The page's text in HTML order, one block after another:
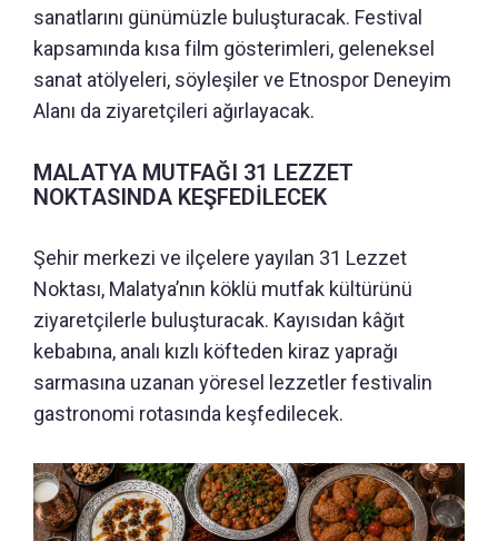
sanatlarını günümüzle buluşturacak. Festival
kapsamında kısa film gösterimleri, geleneksel
sanat atölyeleri, söyleşiler ve Etnospor Deneyim
Alanı da ziyaretçileri ağırlayacak.
MALATYA MUTFAĞI 31 LEZZET
NOKTASINDA KEŞFEDİLECEK
Şehir merkezi ve ilçelere yayılan 31 Lezzet
Noktası, Malatya’nın köklü mutfak kültürünü
ziyaretçilerle buluşturacak. Kayısıdan kâğıt
kebabına, analı kızlı köfteden kiraz yaprağı
sarmasına uzanan yöresel lezzetler festivalin
gastronomi rotasında keşfedilecek.